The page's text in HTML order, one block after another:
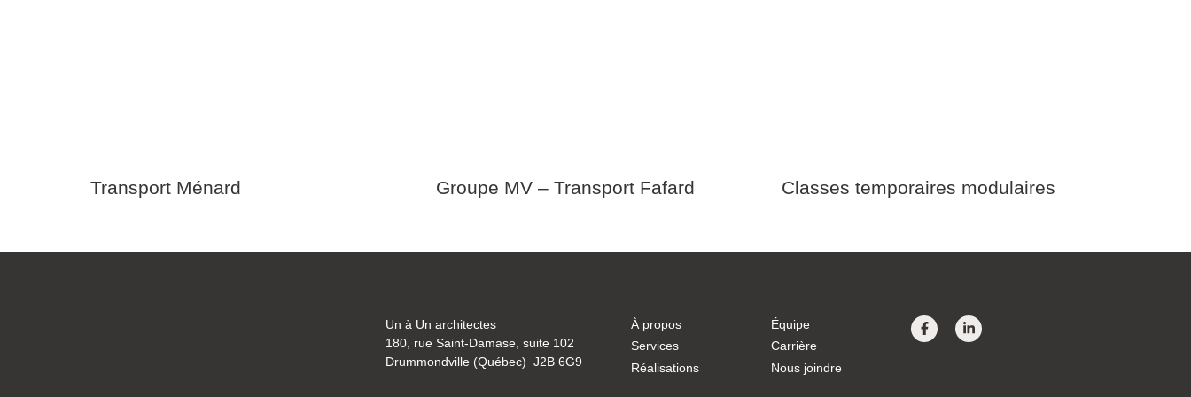
Transport Ménard Groupe MV – Transport Fafard Classes temporaires modulaires
Un à Un architectes
180, rue Saint-Damase, suite 102
Drummondville (Québec) J2B 6G9
À propos
Services
Réalisations
Équipe
Carrière
Nous joindre